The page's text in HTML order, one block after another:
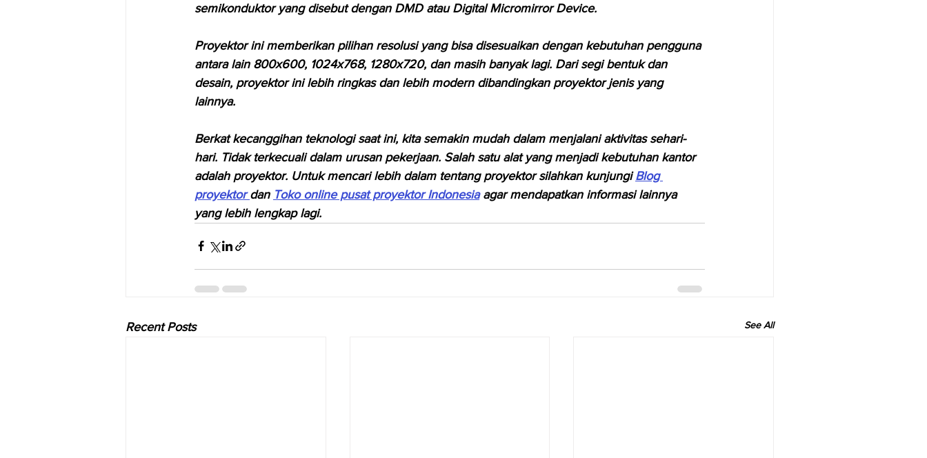
semikonduktor yang disebut dengan DMD atau Digital Micromirror Device.
Proyektor ini memberikan pilihan resolusi yang bisa disesuaikan dengan kebutuhan pengguna
antara lain 800x600, 1024x768, 1280x720, dan masih banyak lagi. Dari segi bentuk dan
desain, proyektor ini lebih ringkas dan lebih modern dibandingkan proyektor jenis yang
lainnya.
Berkat kecanggihan teknologi saat ini, kita semakin mudah dalam menjalani aktivitas sehari-
hari. Tidak terkecuali dalam urusan pekerjaan. Salah satu alat yang menjadi kebutuhan kantor
adalah proyektor. Untuk mencari lebih dalam tentang proyektor silahkan kunjungi Blog
proyektor dan Toko online pusat proyektor Indonesia agar mendapatkan informasi lainnya
yang lebih lengkap lagi.
Recent Posts See All